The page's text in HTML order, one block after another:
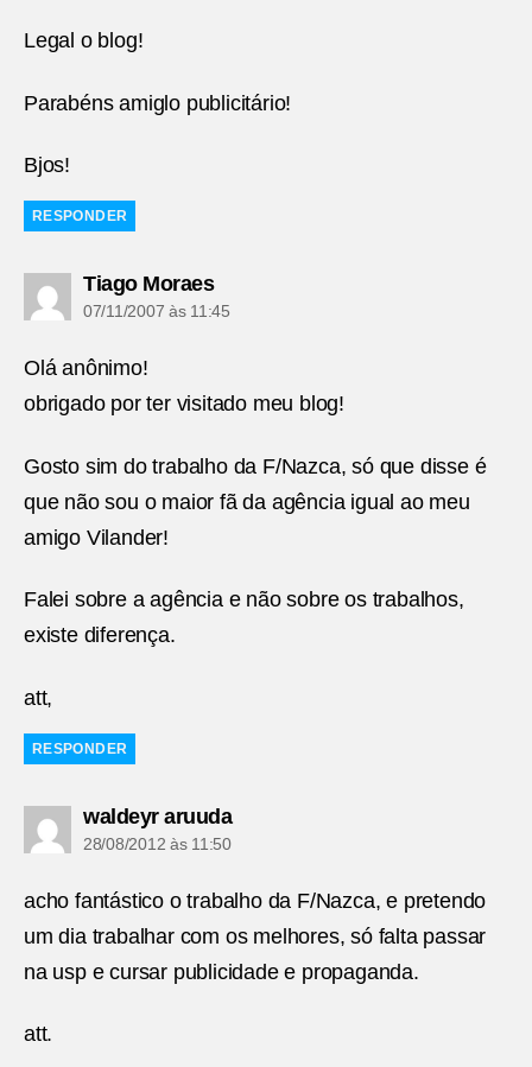
Legal o blog!
Parabéns amiglo publicitário!
Bjos!
RESPONDER
Tiago Moraesdiz:
07/11/2007 às 11:45
Olá anônimo!
obrigado por ter visitado meu blog!
Gosto sim do trabalho da F/Nazca, só que disse é
que não sou o maior fã da agência igual ao meu
amigo Vilander!
Falei sobre a agência e não sobre os trabalhos,
existe diferença.
att,
RESPONDER
waldeyr aruudadiz:
28/08/2012 às 11:50
acho fantástico o trabalho da F/Nazca, e pretendo
um dia trabalhar com os melhores, só falta passar
na usp e cursar publicidade e propaganda.
att.